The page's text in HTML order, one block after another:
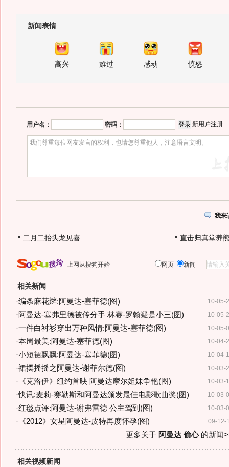
新闻表情
高兴 难过 感动 愤怒
用户名： 密码： 新用户注册
我来
二月二抬头龙见喜 直击归真堂养
上网从搜狗开始 网页 新闻
相关新闻
10-05-
·编条麻花辫:阿曼达-塞菲德(图)
10-05-
·阿曼达-塞弗里德被传分手 林赛-罗翰疑是小三(图)
10-05-
·一件白衬衫穿出万种风情:阿曼达-塞菲德(图)
10-04-
·本周最美:阿曼达-塞菲德(图)
10-04-
·小短裙飘飘:阿曼达-塞菲德(图)
10-03-
·裙摆摇摇之阿曼达-谢菲尔德(图)
10-03-
· 《克洛伊》纽约首映 阿曼达摩尔姐妹争艳(图)
10-03-
·快讯:麦莉-赛勒斯和阿曼达颁发最佳电影歌曲奖(图)
10-03-
·红毯点评:阿曼达-谢弗雷德 公主驾到(图)
09-12-
· 《2012》女星阿曼达-皮特再度怀孕(图)
更多关于 阿曼达 偷心的新闻
相关视频新闻